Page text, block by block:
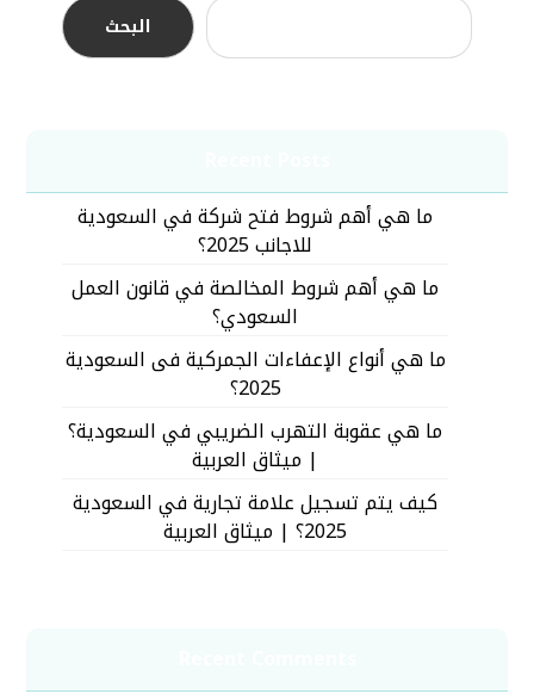
البحث
ما هي أهم شروط فتح شركة في السعودية
للاجانب 2025؟
ما هي أهم شروط المخالصة في قانون العمل
السعودي؟
ما هي أنواع الإعفاءات الجمركية فى السعودية
2025؟
ما هي عقوبة التهرب الضريبي في السعودية؟
| ميثاق العربية
كيف يتم تسجيل علامة تجارية في السعودية
2025؟ | ميثاق العربية